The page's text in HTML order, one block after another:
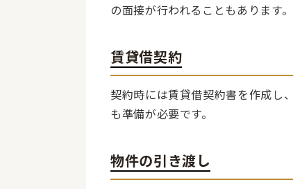
の面接が行われることもあります。
賃貸借契約
契約時には賃貸借契約書を作成し
も準備が必要です。
物件の引き渡し